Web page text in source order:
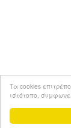
Τα cookies
ιστότοπο,